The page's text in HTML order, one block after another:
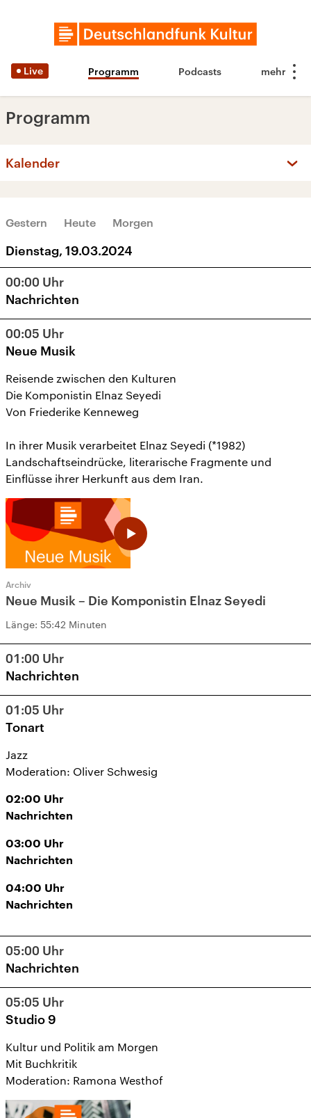
Live Programm Podcasts
Programm
Kalender
Mo Di Mi Do
4
Gestern Heute Morgen
Dienstag, 19.03.2024
00:00 Uhr
Nachrichten
00:05 Uhr
Neue Musik
Reisende zwischen den Kulturen
Die Komponistin Elnaz Seyedi
Von Friederike Kenneweg
In ihrer Musik verarbeitet Elnaz Seyedi (*1982)
Landschaftseindrücke, literarische Fragmente und
Einflüsse ihrer Herkunft aus dem Iran.
Archiv
Neue Musik – Die Komponistin Elnaz Seyedi
Länge: 55:42 Minuten
01:00 Uhr
Nachrichten
01:05 Uhr
Tonart
Jazz
Moderation: Oliver Schwesig
02:00 Uhr
Nachrichten
03:00 Uhr
Nachrichten
04:00 Uhr
Nachrichten
05:00 Uhr
Nachrichten
05:05 Uhr
Studio 9
Kultur und Politik am Morgen
Mit Buchkritik
Moderation: Ramona Westhof